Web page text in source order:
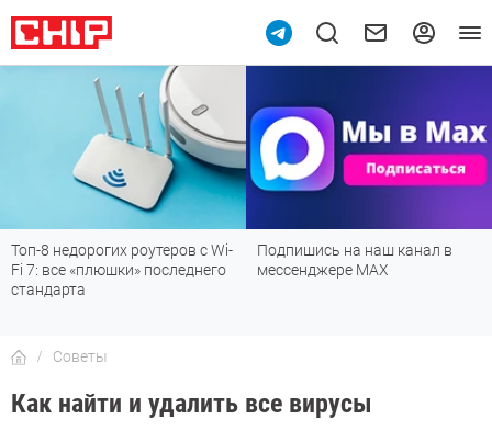
Топ-8 недорогих роутеров с Wi-
Fi 7: все «плюшки» последнего
стандарта
Подпишись на наш канал в
мессенджере МАХ
Советы
Как найти и удалить все вирусы